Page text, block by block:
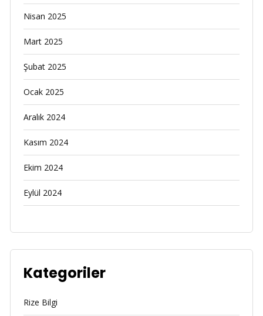
Nisan 2025
Mart 2025
Şubat 2025
Ocak 2025
Aralık 2024
Kasım 2024
Ekim 2024
Eylül 2024
Kategoriler
Rize Bilgi